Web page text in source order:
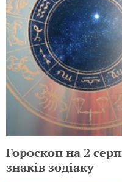
Гороскоп на 2
знаків зодіаку